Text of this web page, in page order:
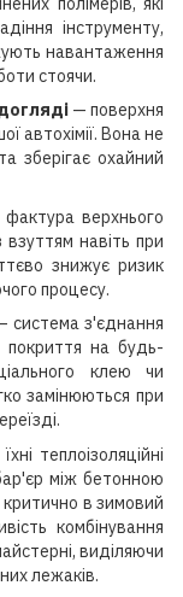
інструменту,
навантаження
стоячи.
— поверхня
автохімії. Вона не
зберігає охайний
верхнього
навіть при
знижує ризик
процесу.
система з'єднання
покриття на будь-
клею чи
замінюються при
теплоізоляційні
між бетонною
в зимовий
комбінування
виділяючи
лежаків.